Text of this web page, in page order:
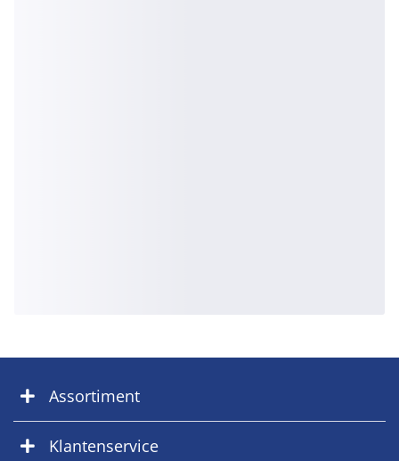
Assortiment
Klantenservice